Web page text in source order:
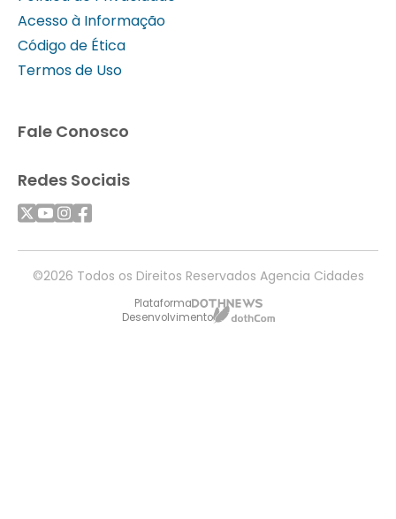
Acesso à Informação
Código de Ética
Termos de Uso
Fale Conosco
Redes Sociais
©2026 Todos os Direitos Reservados Agencia Cidades
Plataforma
Desenvolvimento